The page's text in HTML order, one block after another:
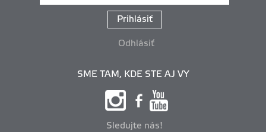
Prihlásiť
Odhlásiť
SME TAM, KDE STE AJ VY
Sledujte nás!